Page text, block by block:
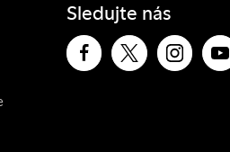
Sledujte nás